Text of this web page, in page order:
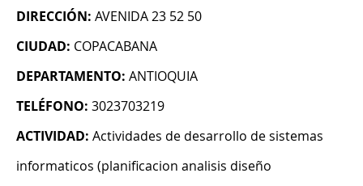
DIRECCIÓN: AVENIDA 23 52 50
CIUDAD: COPACABANA
DEPARTAMENTO: ANTIOQUIA
TELÉFONO: 3023703219
ACTIVIDAD: Actividades de desarrollo de sistemas
informaticos (planificacion analisis diseño